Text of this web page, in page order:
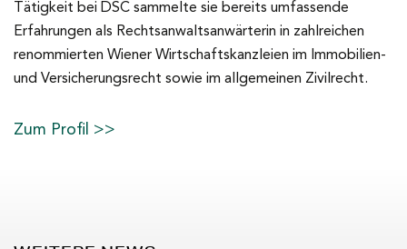
Tätigkeit bei DSC sammelte sie bereits umfassende
Erfahrungen als Rechtsanwaltsanwärterin in zahlreichen
renommierten Wiener Wirtschaftskanzleien im Immobilien-
und Versicherungsrecht sowie im allgemeinen Zivilrecht.
Zum Profil >>